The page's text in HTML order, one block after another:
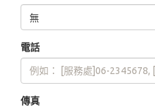
電話
傳真